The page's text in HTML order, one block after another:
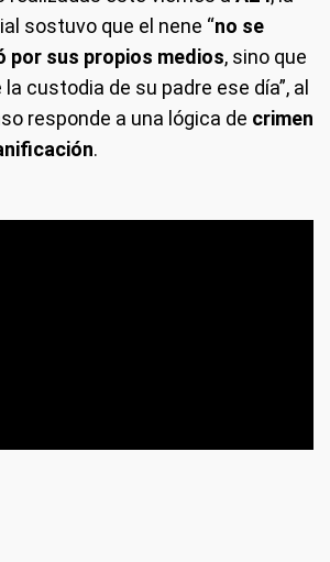
sostuvo que el nene “no se
por sus propios medios, sino que
custodia de su padre ese día”, al
responde a una lógica de crimen
.